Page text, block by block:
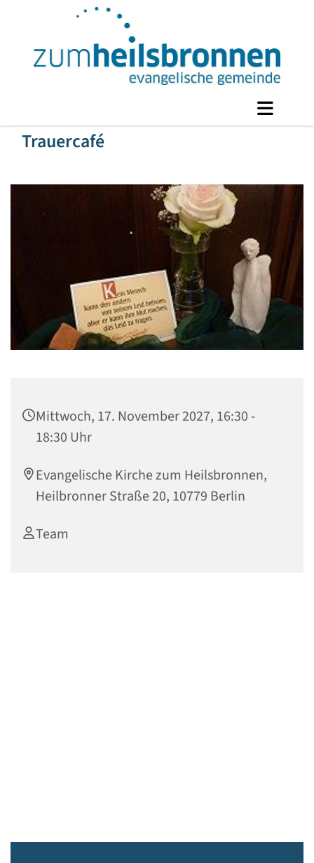
Trauercafé
Mittwoch, 17. November 2027, 16:30 -
18:30 Uhr
Evangelische Kirche zum Heilsbronnen,
Heilbronner Straße 20, 10779 Berlin
Team